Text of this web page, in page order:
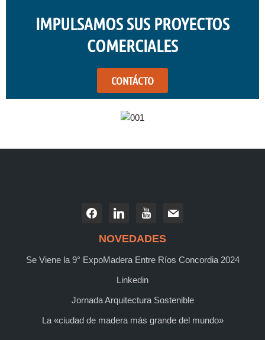
IMPULSAMOS SUS PROYECTOS
COMERCIALES
CONTÁCTO
NOVEDADES
Se Viene la 9° ExpoMadera Entre Ríos Concordia 2024
Linkedin
Jornada Arquitectura Sostenible
La «ciudad de madera más grande del mundo»